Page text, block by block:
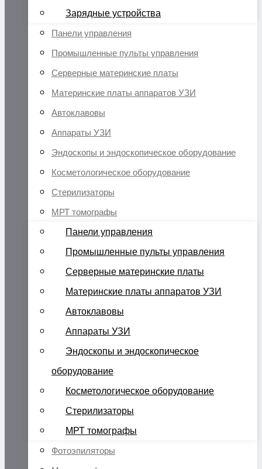
Зарядные устройства
Панели управления
Промышленные пульты управления
Серверные материнские платы
Материнские платы аппаратов УЗИ
Автоклавовы
Аппараты УЗИ
Эндоскопы и эндоскопическое оборудование
Косметологическое оборудование
Стерилизаторы
МРТ томографы
Панели управления
Промышленные пульты управления
Серверные материнские платы
Материнские платы аппаратов УЗИ
Автоклавовы
Аппараты УЗИ
Эндоскопы и эндоскопическое
оборудование
Косметологическое оборудование
Стерилизаторы
МРТ томографы
Фотоэпиляторы